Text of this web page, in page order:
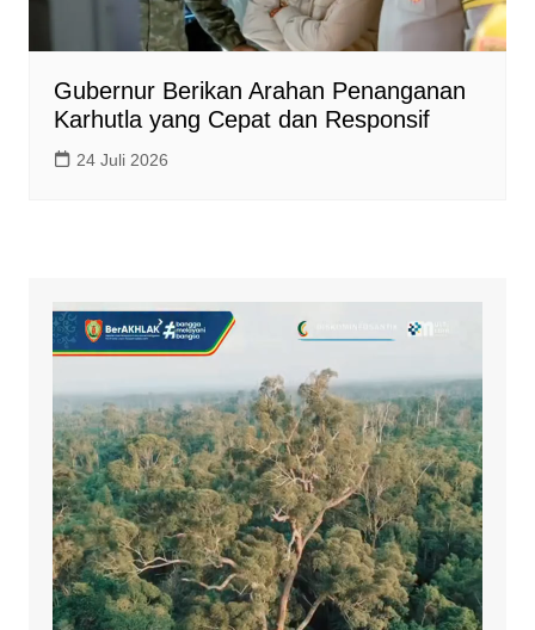
Gubernur Berikan Arahan Penanganan
Karhutla yang Cepat dan Responsif
24 Juli 2026